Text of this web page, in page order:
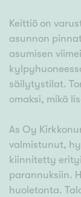
Keittiö on
asunnon
asumisen
säilytystilat.
omaksi, mikä
As Oy
valmistunut,
kiinnitetty
parannuksiin.
huoletonta.